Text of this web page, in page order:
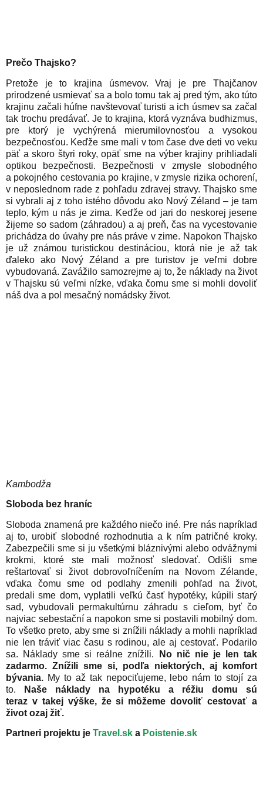
Prečo Thajsko?
Pretože je to krajina úsmevov. Vraj je pre Thajčanov
prirodzené usmievať sa a bolo tomu tak aj pred tým, ako túto
krajinu začali húfne navštevovať turisti a ich úsmev sa začal
tak trochu predávať. Je to krajina, ktorá vyznáva budhizmus,
pre ktorý je vychýrená mierumilovnosťou a vysokou
bezpečnosťou. Keďže sme mali v tom čase dve deti vo veku
päť a skoro štyri roky, opäť sme na výber krajiny prihliadali
optikou bezpečnosti. Bezpečnosti v zmysle slobodného
a pokojného cestovania po krajine, v zmysle rizika ochorení,
v neposlednom rade z pohľadu zdravej stravy. Thajsko sme
si vybrali aj z toho istého dôvodu ako Nový Zéland – je tam
teplo, kým u nás je zima. Keďže od jari do neskorej jesene
žijeme so sadom (záhradou) a aj preň, čas na vycestovanie
prichádza do úvahy pre nás práve v zime. Napokon Thajsko
je už známou turistickou destináciou, ktorá nie je až tak
ďaleko ako Nový Zéland a pre turistov je veľmi dobre
vybudovaná. Zavážilo samozrejme aj to, že náklady na život
v Thajsku sú veľmi nízke, vďaka čomu sme si mohli dovoliť
náš dva a pol mesačný nomádsky život.
Kambodža
Sloboda bez hraníc
Sloboda znamená pre každého niečo iné. Pre nás napríklad
aj to, urobiť slobodné rozhodnutia a k ním patričné kroky.
Zabezpečili sme si ju všetkými bláznivými alebo odvážnymi
krokmi, ktoré ste mali možnosť sledovať. Odišli sme
reštartovať si život dobrovoľníčením na Novom Zélande,
vďaka čomu sme od podlahy zmenili pohľad na život,
predali sme dom, vyplatili veľkú časť hypotéky, kúpili starý
sad, vybudovali permakultúrnu záhradu s cieľom, byť čo
najviac sebestační a napokon sme si postavili mobilný dom.
To všetko preto, aby sme si znížili náklady a mohli napríklad
nie len tráviť viac času s rodinou, ale aj cestovať. Podarilo
sa. Náklady sme si reálne znížili. No nič nie je len tak
zadarmo. Znížili sme si, podľa niektorých, aj komfort
bývania. My to až tak nepociťujeme, lebo nám to stojí za
to. Naše náklady na hypotéku a réžiu domu sú
teraz v takej výške, že si môžeme dovoliť cestovať a
život ozaj žiť.
Partneri projektu je Travel.sk a Poistenie.sk